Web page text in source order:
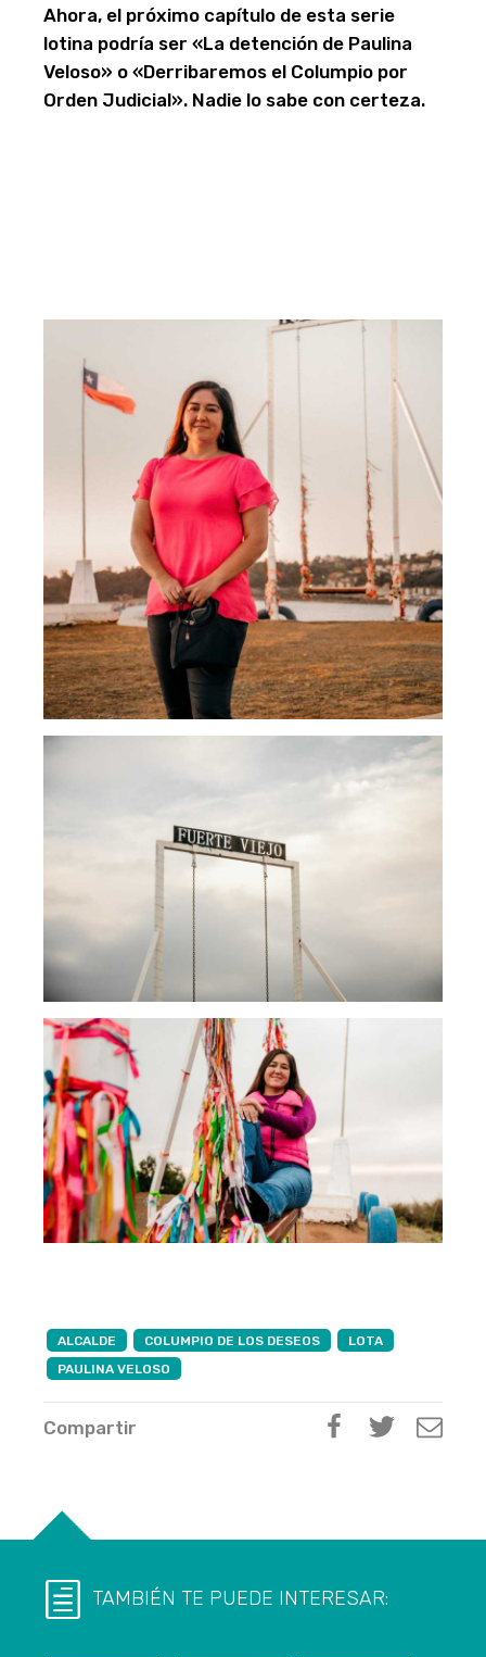
Ahora, el próximo capítulo de esta serie
lotina podría ser «La detención de Paulina
Veloso» o «Derribaremos el Columpio por
Orden Judicial». Nadie lo sabe con certeza.
ALCALDE COLUMPIO DE LOS DESEOS
LOTA
PAULINA VELOSO
Compartir
TAMBIÉN TE PUEDE INTERESAR: